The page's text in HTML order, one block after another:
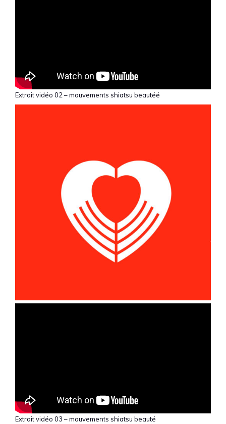
Extrait vidéo 02 – mouvements shiatsu beautéé
Extrait vidéo 03 – mouvements shiatsu beauté